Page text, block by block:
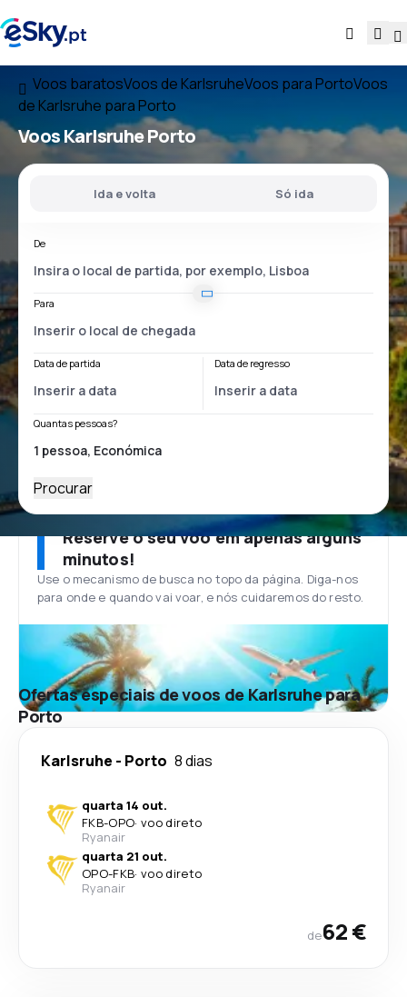
Voos baratosVoos de KarlsruheVoos para PortoVoos
de Karlsruhe para Porto
VoosKarlsruhe Porto
Ida e volta Só ida
De
Para
Data de partida Data de regresso
Quantas pessoas?
Procurar
Reserve o seu voo em apenas alguns
minutos!
Use o mecanismo de busca no topo da página. Diga-nos
para onde e quando vai voar, e nós cuidaremos do resto.
Ofertas especiais de voos de Karlsruhe para
Porto
Karlsruhe - Porto 8 dias
quarta 14 out.
FKB-OPO· voo direto
Ryanair
quarta 21 out.
OPO-FKB· voo direto
Ryanair
de62 €